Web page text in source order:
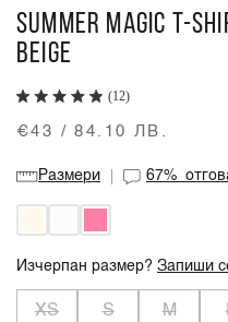
SUMMER MAGIC T-
BEIGE
(12)
€43 / 84.10 ЛВ.
Размери 67%
Изчерпан размер?Запиши
XS S M